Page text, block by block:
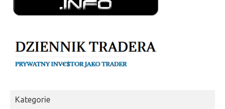
Kategorie